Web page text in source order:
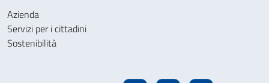
Azienda
Servizi per i cittadini
Sostenibilità